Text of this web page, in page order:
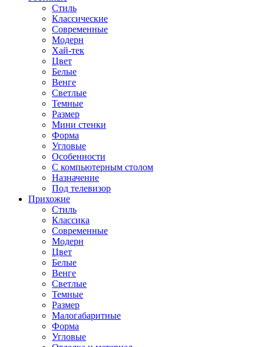
Стиль
Классические
Современные
Модерн
Хай-тек
Цвет
Белые
Венге
Светлые
Темные
Размер
Мини стенки
Форма
Угловые
Особенности
С компьютерным столом
Назначение
Под телевизор
Прихожие
Стиль
Классика
Современные
Модерн
Цвет
Белые
Венге
Светлые
Темные
Размер
Малогабаритные
Форма
Угловые